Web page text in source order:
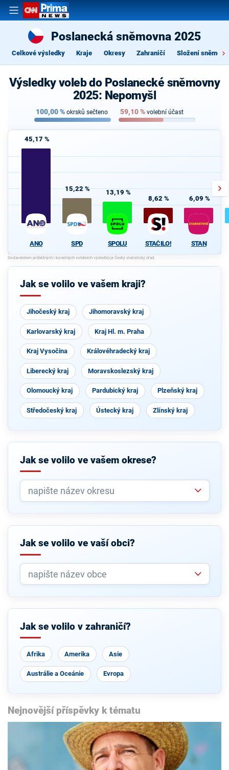
Poslanecká sněmovna 2025
Celkové výsledky Kraje Okresy Zahraničí Složení
Výsledky voleb do Poslanecké sněmovny
2025: Nepomyšl
100,00% okrsků sečteno 59,10% volební účast
45,17 %
ANO
15,22 %
SPD
13,19 %
SPOLU
8,62 %
STAČILO!
6,09 %
STAN
Jak se volilo ve vašem kraji?
Jihočeský kraj Jihomoravský kraj
Karlovarský kraj Kraj Hl. m. Praha
Kraj Vysočina Královéhradecký kraj
Liberecký kraj Moravskoslezský kraj
Olomoucký kraj Pardubický kraj Plzeňský kraj
Středočeský kraj Ústecký kraj Zlínský kraj
Jak se volilo ve vašem okrese?
Jak se volilo ve vaší obci?
Jak se volilo v zahraničí?
Afrika Amerika Asie
Austrálie a Oceánie Evropa
Nejnovější příspěvky k tématu